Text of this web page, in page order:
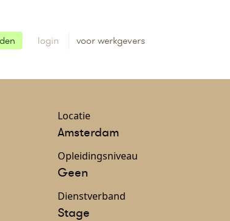
login voor werkgevers
Locatie
Amsterdam
Opleidingsniveau
Geen
Dienstverband
Stage